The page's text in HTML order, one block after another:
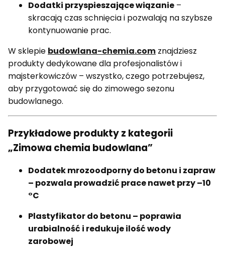
Dodatki przyspieszające wiązanie –
skracają czas schnięcia i pozwalają na szybsze
kontynuowanie prac.
W sklepie budowlana-chemia.com znajdziesz
produkty dedykowane dla profesjonalistów i
majsterkowiczów – wszystko, czego potrzebujesz,
aby przygotować się do zimowego sezonu
budowlanego.
Przykładowe produkty z kategorii
„Zimowa chemia budowlana”
Dodatek mrozoodporny do betonu i zapraw
– pozwala prowadzić prace nawet przy –10
°C
Plastyfikator do betonu – poprawia
urabialność i redukuje ilość wody
zarobowej